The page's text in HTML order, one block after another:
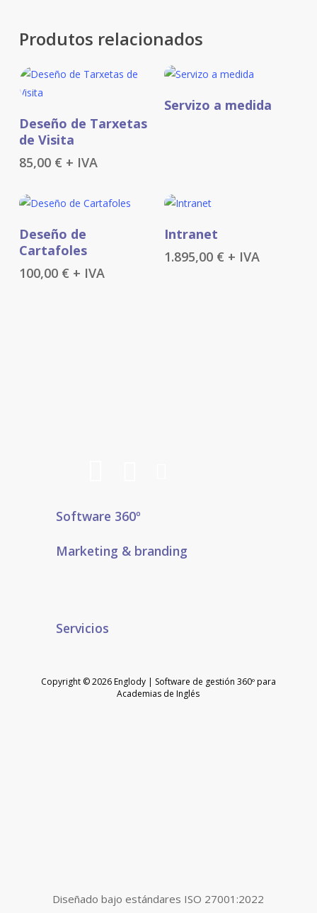
Produtos relacionados
Engadir Ao Carriño
Deseño de Tarxetas
de Visita
85,00 € + IVA
Select Amount
Servizo a medida
Engadir Ao Carriño
Deseño de
Cartafoles
100,00 € + IVA
Intranet
1.895,00 € + IVA
Software 360º
Marketing & branding
Servicios
Copyright © 2026 Englody | Software de gestión 360º para
Academias de Inglés
Diseñado bajo estándares ISO 27001:2022